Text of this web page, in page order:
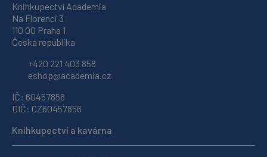
Knihkupectví Academia
Na Florenci 3
110 00 Praha 1
Česká republika
+420 221 403 858
eshop@academia.cz
IČ: 60457856
DIČ: CZ60457856
Knihkupectví a kavárna